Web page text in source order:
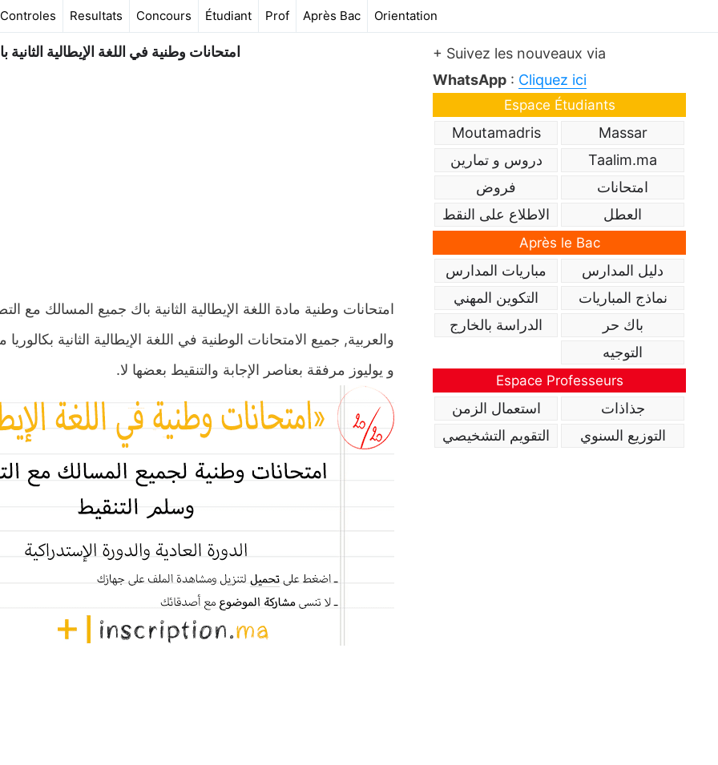
Controles Resultats Concours Étudiant Prof Après Bac Orientation
امتحانات وطنية في اللغة الإيطالية
امتحانات وطنية مادة اللغة الإيطالية الثانية باك جميع المسالك مع
والعربية, جميع الامتحانات الوطنية في اللغة الإيطالية الثانية
و يوليوز مرفقة بعناصر الإجابة والتنقيط بعضها لا.
+ Suivez les nouveaux via
WhatsApp : Cliquez ici
Espace Étudiants
Massar
Moutamadris
Taalim.ma
دروس و تمارين
امتحانات
فروض
العطل
الاطلاع على النقط
Après le Bac
دليل المدارس
مباريات المدارس
نماذج المباريات
التكوين المهني
باك حر
الدراسة بالخارج
التوجيه
Espace Professeurs
جذاذات
استعمال الزمن
التوزيع السنوي
التقويم التشخيصي